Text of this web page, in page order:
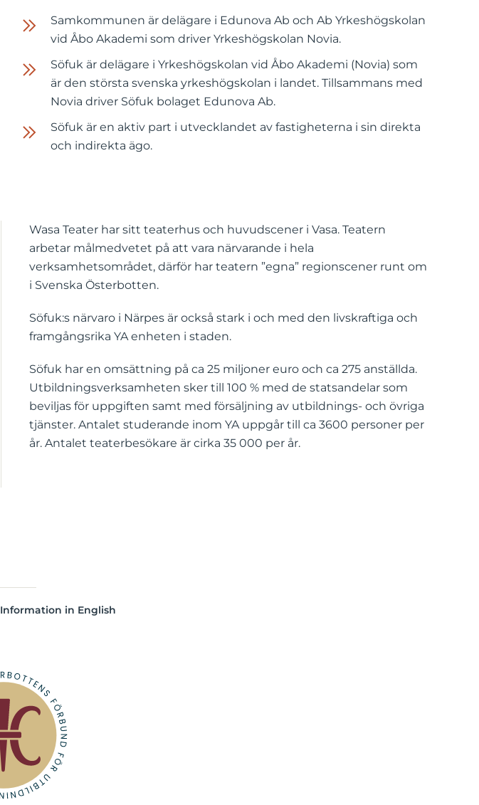
Samkommunen är delägare i Edunova Ab och Ab Yrkeshögskolan
vid Åbo Akademi som driver Yrkeshögskolan Novia.
Söfuk är delägare i Yrkeshögskolan vid Åbo Akademi (Novia) som
är den största svenska yrkeshögskolan i landet. Tillsammans med
Novia driver Söfuk bolaget Edunova Ab.
Söfuk är en aktiv part i utvecklandet av fastigheterna i sin direkta
och indirekta ägo.
Wasa Teater har sitt teaterhus och huvudscener i Vasa. Teatern
arbetar målmedvetet på att vara närvarande i hela
verksamhetsområdet, därför har teatern ”egna” regionscener runt om
i Svenska Österbotten.
Söfuk:s närvaro i Närpes är också stark i och med den livskraftiga och
framgångsrika YA enheten i staden.
Söfuk har en omsättning på ca 25 miljoner euro och ca 275 anställda.
Utbildningsverksamheten sker till 100 % med de statsandelar som
beviljas för uppgiften samt med försäljning av utbildnings- och övriga
tjänster. Antalet studerande inom YA uppgår till ca 3600 personer per
år. Antalet teaterbesökare är cirka 35 000 per år.
Information in English